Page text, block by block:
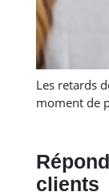
Les retards
moment de
clients